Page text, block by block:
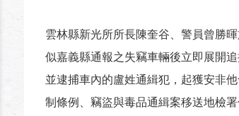
雲林縣新光所所長陳奎谷、警員曾勝
似嘉義縣通報之失竊車輛後立即展開
並逮捕車內的盧姓通緝犯，起獲安非
制條例、竊盜與毒品通緝案移送地檢